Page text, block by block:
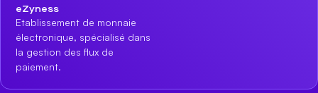
eZyness
Etablissement de monnaie
électronique, spécialisé dans
la gestion des flux de
paiement.